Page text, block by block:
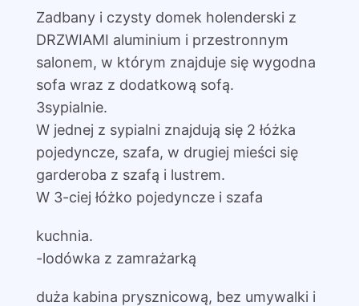
Zadbany i czysty domek holenderski z
DRZWIAMI aluminium i przestronnym
salonem, w którym znajduje się wygodna
sofa wraz z dodatkową sofą.
3sypialnie.
W jednej z sypialni znajdują się 2 łóżka
pojedyncze, szafa, w drugiej mieści się
garderoba z szafą i lustrem.
W 3-ciej łóżko pojedyncze i szafa
kuchnia.
-lodówka z zamrażarką
duża kabina prysznicową, bez umywalki i